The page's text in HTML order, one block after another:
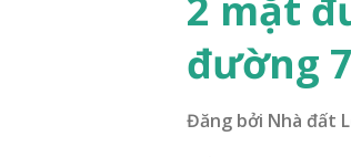
hàng mua nhà
website
XEM NHÀ ĐẤT
đường
Đăng bởi Nhà đất